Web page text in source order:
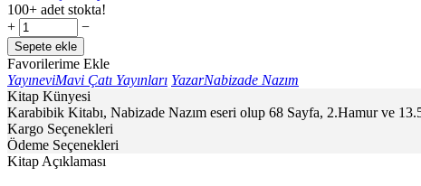
100+ adet stokta!
+
−
Sepete ekle
Favorilerime Ekle
YayıneviMavi Çatı Yayınları YazarNabizade Nazım
Kitap Künyesi
Karabibik Kitabı, Nabizade Nazım eseri olup 68 Sayfa, 2.Hamur ve
Kargo Seçenekleri
Ödeme Seçenekleri
Kitap Açıklaması